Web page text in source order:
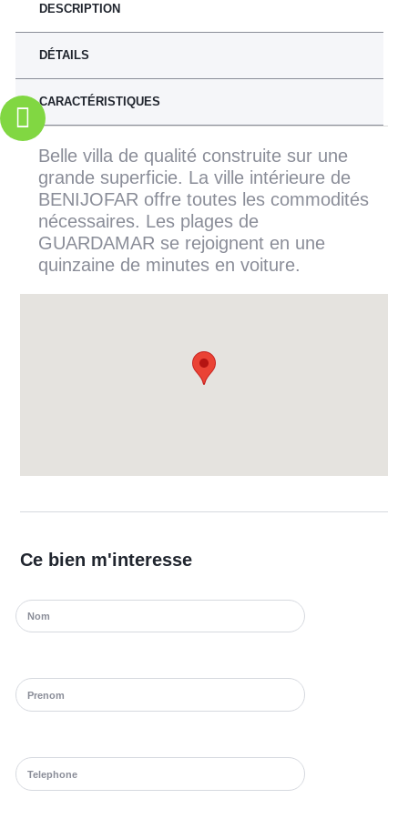
DESCRIPTION
DÉTAILS
CARACTÉRISTIQUES
Belle villa de qualité construite sur une
grande superficie. La ville intérieure de
BENIJOFAR offre toutes les commodités
nécessaires. Les plages de
GUARDAMAR se rejoignent en une
quinzaine de minutes en voiture.
Ce bien m'interesse